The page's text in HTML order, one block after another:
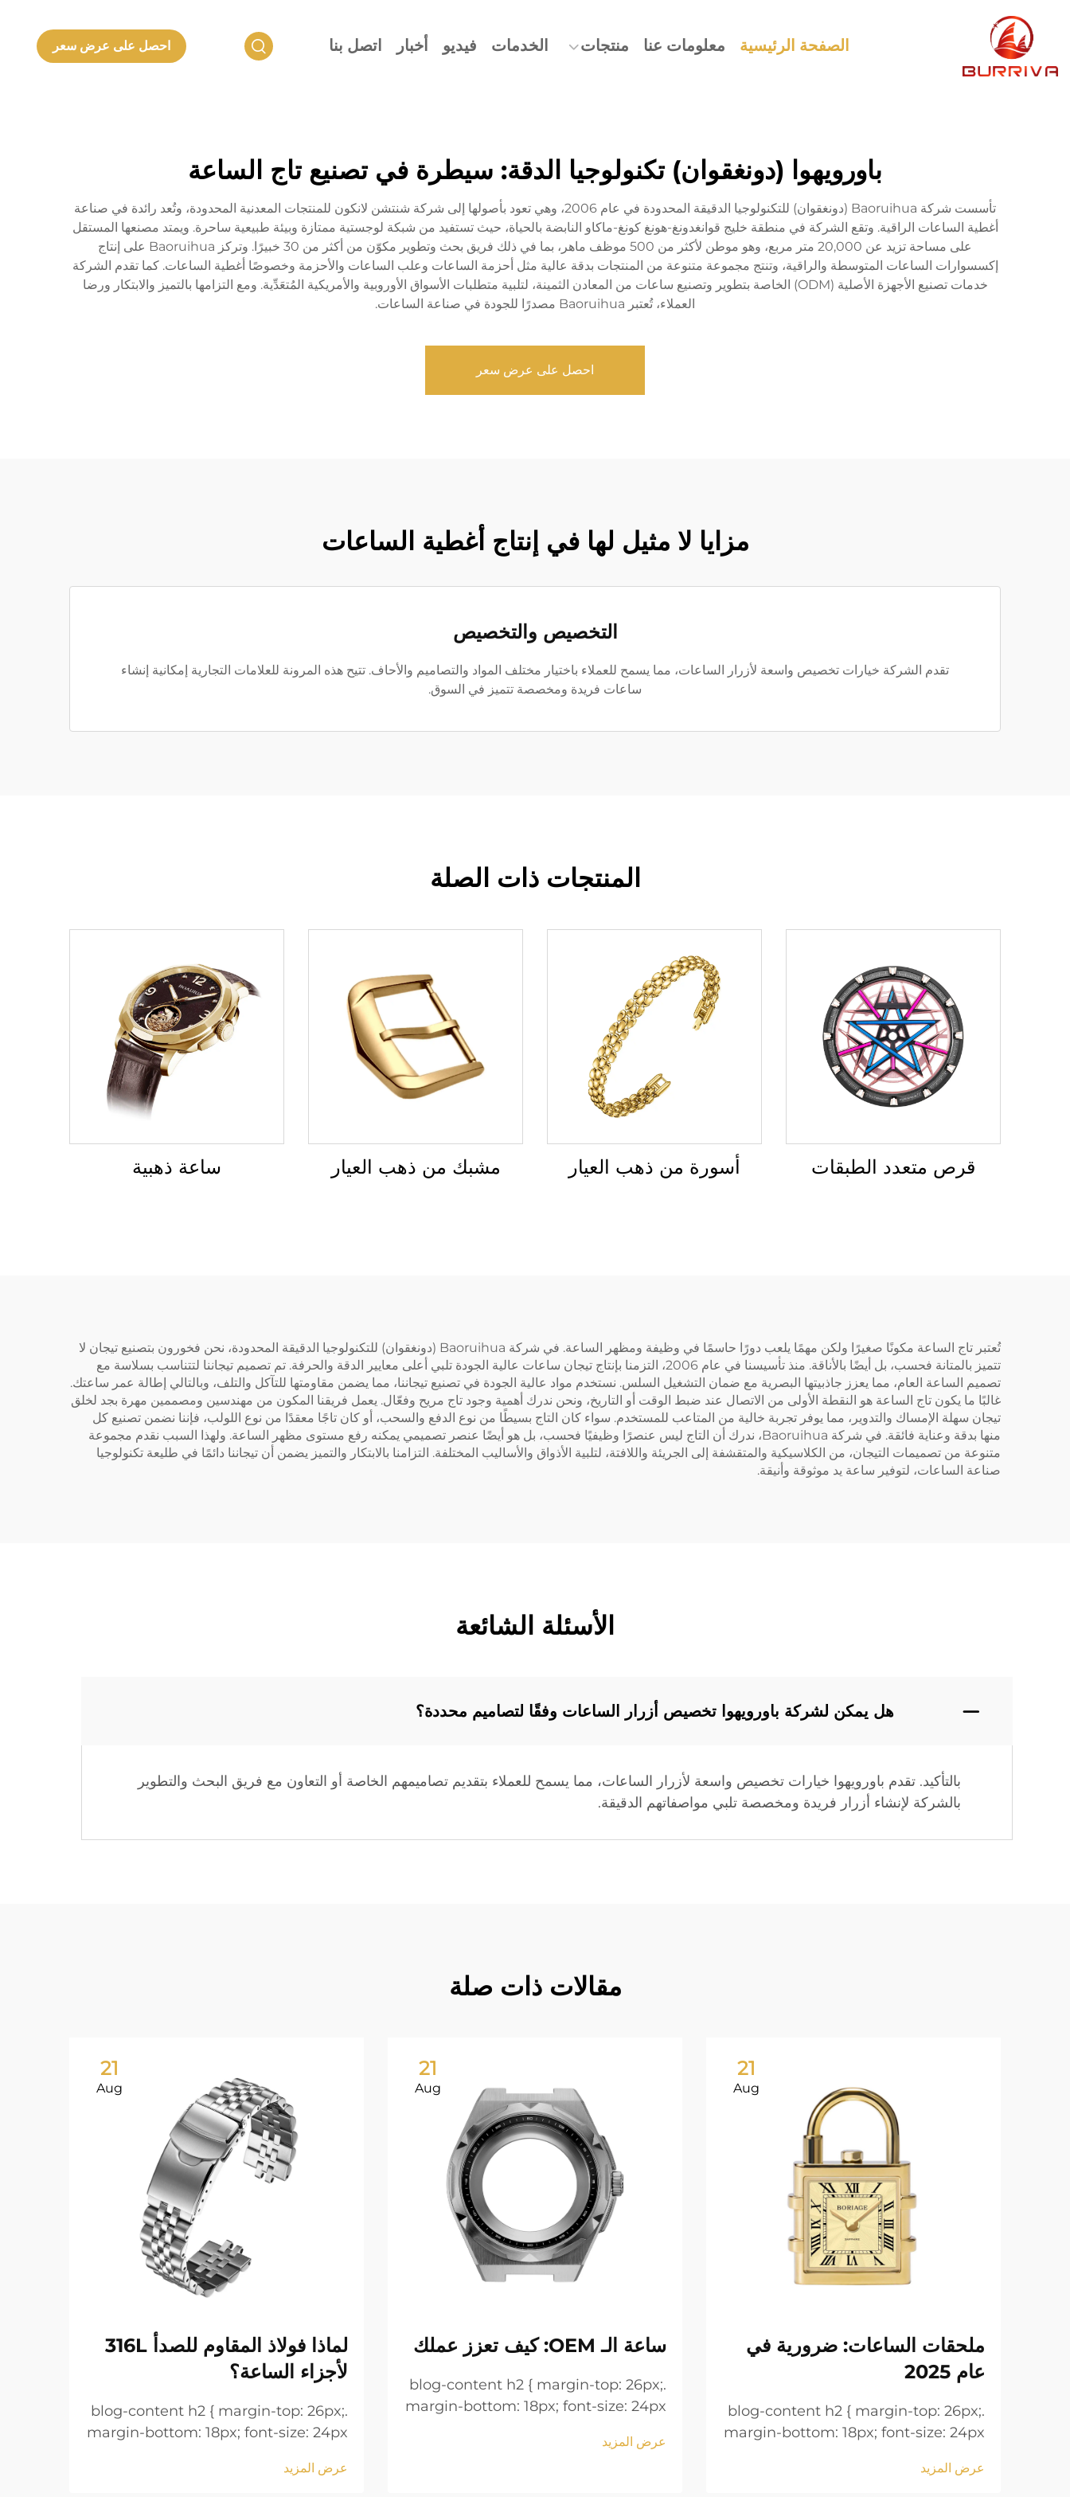
الصفحة الرئيسية معلومات عنا منتجات الخدمات فيديو أخبار اتصل بنا احصل على عرض سعر
باورويهوا (دونغقوان) تكنولوجيا الدقة: سيطرة في تصنيع تاج الساعة
تأسست شركة Baoruihua (دونغقوان) للتكنولوجيا الدقيقة المحدودة في عام 2006، وهي تعود بأصولها إلى شركة شنتشن لانكون للمنتجات المعدنية المحدودة، وتُعد رائدة في صناعة
أغطية الساعات الراقية. وتقع الشركة في منطقة خليج قوانغدونغ-هونغ كونغ-ماكاو النابضة بالحياة، حيث تستفيد من شبكة لوجستية ممتازة وبيئة طبيعية ساحرة. ويمتد مصنعها المستقل
على مساحة تزيد عن 20,000 متر مربع، وهو موطن لأكثر من 500 موظف ماهر، بما في ذلك فريق بحث وتطوير مكوّن من أكثر من 30 خبيرًا. وتركز Baoruihua على إنتاج
إكسسوارات الساعات المتوسطة والراقية، وتنتج مجموعة متنوعة من المنتجات بدقة عالية مثل أحزمة الساعات وعلب الساعات والأحزمة وخصوصًا أغطية الساعات. كما تقدم الشركة
خدمات تصنيع الأجهزة الأصلية (ODM) الخاصة بتطوير وتصنيع ساعات من المعادن الثمينة، لتلبية متطلبات الأسواق الأوروبية والأمريكية المُتعَدِّية. ومع التزامها بالتميز والابتكار ورضا
العملاء، تُعتبر Baoruihua مصدرًا للجودة في صناعة الساعات.
احصل على عرض سعر
مزايا لا مثيل لها في إنتاج أغطية الساعات
التخصيص والتخصيص
تقدم الشركة خيارات تخصيص واسعة لأزرار الساعات، مما يسمح للعملاء باختيار مختلف المواد والتصاميم والأحاف. تتيح هذه المرونة للعلامات التجارية إمكانية إنشاء
ساعات فريدة ومخصصة تتميز في السوق.
المنتجات ذات الصلة
قرص متعدد الطبقات أسورة من ذهب العيار مشبك من ذهب العيار ساعة ذهبية
تُعتبر تاج الساعة مكونًا صغيرًا ولكن مهمًا يلعب دورًا حاسمًا في وظيفة ومظهر الساعة. في شركة Baoruihua (دونغقوان) للتكنولوجيا الدقيقة المحدودة، نحن فخورون بتصنيع تيجان لا
تتميز بالمتانة فحسب، بل أيضًا بالأناقة. منذ تأسيسنا في عام 2006، التزمنا بإنتاج تيجان ساعات عالية الجودة تلبي أعلى معايير الدقة والحرفة. تم تصميم تيجاننا لتتناسب بسلاسة مع
تصميم الساعة العام، مما يعزز جاذبيتها البصرية مع ضمان التشغيل السلس. نستخدم مواد عالية الجودة في تصنيع تيجاننا، مما يضمن مقاومتها للتآكل والتلف، وبالتالي إطالة عمر ساعتك.
غالبًا ما يكون تاج الساعة هو النقطة الأولى من الاتصال عند ضبط الوقت أو التاريخ، ونحن ندرك أهمية وجود تاج مريح وفعّال. يعمل فريقنا المكون من مهندسين ومصممين مهرة بجد لخلق
تيجان سهلة الإمساك والتدوير، مما يوفر تجربة خالية من المتاعب للمستخدم. سواء كان التاج بسيطًا من نوع الدفع والسحب، أو كان تاجًا معقدًا من نوع اللولب، فإننا نضمن تصنيع كل
منها بدقة وعناية فائقة. في شركة Baoruihua، ندرك أن التاج ليس عنصرًا وظيفيًا فحسب، بل هو أيضًا عنصر تصميمي يمكنه رفع مستوى مظهر الساعة. ولهذا السبب نقدم مجموعة
متنوعة من تصميمات التيجان، من الكلاسيكية والمتقشفة إلى الجريئة واللافتة، لتلبية الأذواق والأساليب المختلفة. التزامنا بالابتكار والتميز يضمن أن تيجاننا دائمًا في طليعة تكنولوجيا
صناعة الساعات، لتوفير ساعة يد موثوقة وأنيقة.
الأسئلة الشائعة
هل يمكن لشركة باورويهوا تخصيص أزرار الساعات وفقًا لتصاميم محددة؟
بالتأكيد. تقدم باورويهوا خيارات تخصيص واسعة لأزرار الساعات، مما يسمح للعملاء بتقديم تصاميمهم الخاصة أو التعاون مع فريق البحث والتطوير
بالشركة لإنشاء أزرار فريدة ومخصصة تلبي مواصفاتهم الدقيقة.
مقالات ذات صلة
21
Aug
ملحقات الساعات: ضرورية في
عام 2025
.blog-content h2 { margin-top: 26px;
margin-bottom: 18px; font-size: 24px
height: normal; } .blog-content h3 {
عرض المزيد
21
Aug
ساعة الـ OEM: كيف تعزز عملك
.blog-content h2 { margin-top: 26px;
margin-bottom: 18px; font-size: 24px
height: normal; } .blog-content h3 {
عرض المزيد
21
Aug
لماذا فولاذ المقاوم للصدأ 316L
لأجزاء الساعة؟
.blog-content h2 { margin-top: 26px;
margin-bottom: 18px; font-size: 24px
height: normal; } .blog-content h3 {
عرض المزيد